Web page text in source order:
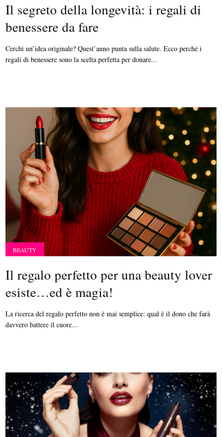
Il segreto della longevità: i regali di
benessere da fare
Cerchi un’idea originale? Quest’anno punta sulla salute. Ecco perché i
regali di benessere sono la scelta perfetta per donare...
BEAUTY
Il regalo perfetto per una beauty lover
esiste…ed è magia!
La ricerca del regalo perfetto non è mai semplice: qual è il dono che farà
davvero battere il cuore...